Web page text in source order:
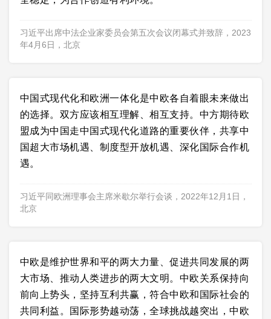
习近平出席中法企业家委员会第五次会议闭幕式并致辞，2023
年4月6日，北京
中国式现代化和欧洲一体化是中欧各自着眼未来做出
的选择。双方应该相互理解、相互支持。中方期待欧
盟成为中国走中国式现代化道路的重要伙伴，共享中
国超大市场机遇、制度型开放机遇、深化国际合作机
遇。
习近平同欧洲理事会主席米歇尔举行会谈，2022年12月1日，
北京
中欧是维护世界和平的两大力量、促进共同发展的两
大市场、推动人类进步的两大文明。中欧关系保持向
前向上势头，坚持互利共赢，符合中欧和国际社会的
共同利益。国际形势越动荡，全球挑战越突出，中欧